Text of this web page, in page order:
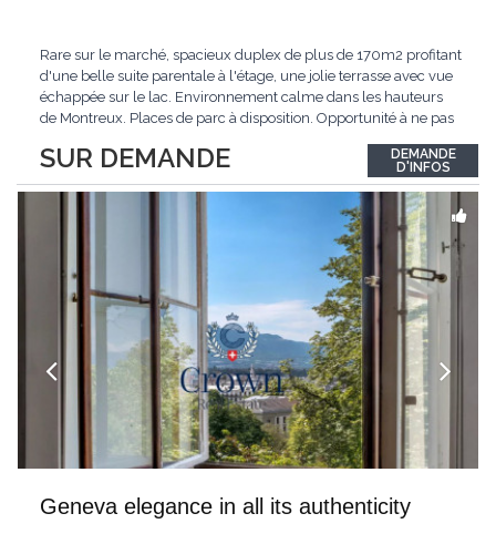
SUR DEMANDE
Rare sur le marché, spacieux duplex de plus de 170m2 profitant
d'une belle suite parentale à l'étage, une jolie terrasse avec vue
échappée sur le lac. Environnement calme dans les hauteurs
de Montreux. Places de parc à disposition. Opportunité à ne pas
auf dem Markt, geräumiges Duplex von mehr als 170m2 mit
einer schönen...
DEMANDE
D'INFOS
Geneva elegance in all its authenticity